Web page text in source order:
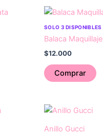
SOLO 3 DISPONIBLES
Balaca Maquillaje
$12.000
Comprar
Anillo Gucci